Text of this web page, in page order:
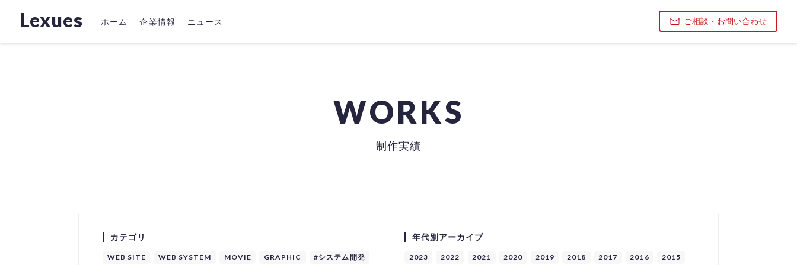
Lexues ホーム 企業情報 ニュース ご相談・お問い合わせ
WORKS
制作実績
カテゴリ
WEB SITE WEB SYSTEM MOVIE GRAPHIC #システム開発
年代別アーカイブ
2023 2022 2021 2020 2019 2018 2017 2016 2015